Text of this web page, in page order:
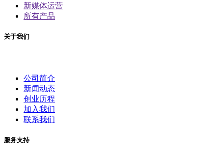
新媒体运营
所有产品
关于我们
公司简介
新闻动态
创业历程
加入我们
联系我们
服务支持